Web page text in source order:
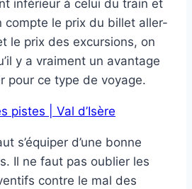
inférieur à celui du train et
compte le prix du billet aller-
le prix des excursions, on
y a vraiment un avantage
pour ce type de voyage.
pistes | Val d’Isère
s’équiper d’une bonne
Il ne faut pas oublier les
contre le mal des